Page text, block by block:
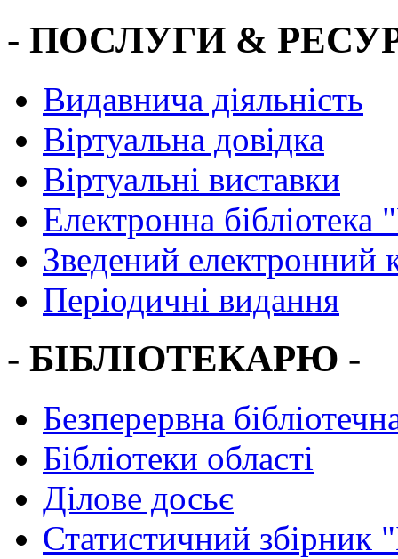
- ПОСЛУГИ &
Видавнича діяльність
Віртуальна довідка
Віртуальні виставки
Електронна
Зведений електронний
Періодичні видання
- БІБЛІОТЕКАРЮ -
Безперервна
Бібліотеки області
Ділове досьє
Статистичний